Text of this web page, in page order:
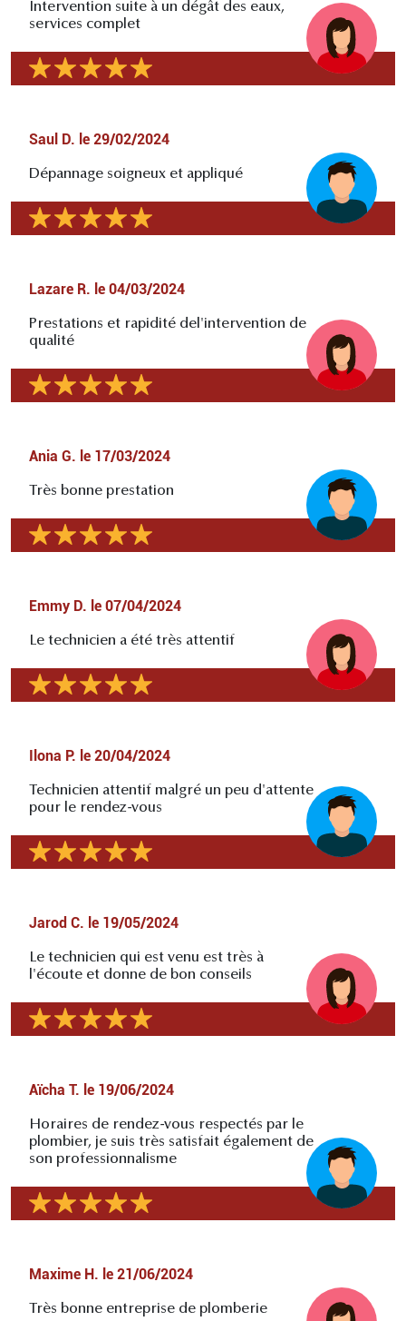
Intervention suite à un dégât des eaux,
services complet
Saul D. le 29/02/2024
Dépannage soigneux et appliqué
Lazare R. le 04/03/2024
Prestations et rapidité del'intervention de
qualité
Ania G. le 17/03/2024
Très bonne prestation
Emmy D. le 07/04/2024
Le technicien a été très attentif
Ilona P. le 20/04/2024
Technicien attentif malgré un peu d'attente
pour le rendez-vous
Jarod C. le 19/05/2024
Le technicien qui est venu est très à
l'écoute et donne de bon conseils
Aïcha T. le 19/06/2024
Horaires de rendez-vous respectés par le
plombier, je suis très satisfait également de
son professionnalisme
Maxime H. le 21/06/2024
Très bonne entreprise de plomberie